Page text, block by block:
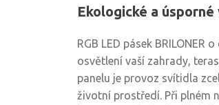
Ekologické a
RGB LED pásek BRILONER
osvětlení vaší zahrady,
panelu je provoz svítidla
životní prostředí. Při plném